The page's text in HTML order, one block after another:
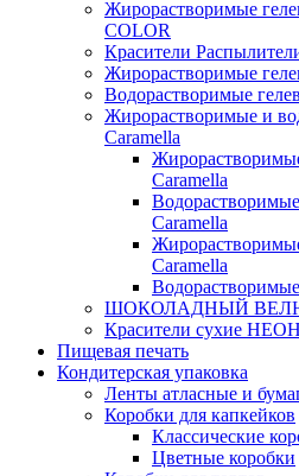
Жирорастворимые
COLOR
Красители
Жирорастворимые
Водорастворимые
Жирорастворимые и
Caramella
Caramella
Caramella
Caramella
ШОКОЛАДНЫЙ
Красители сухие
Пищевая печать
Кондитерская упаковка
Ленты атласные и
Коробки для капкейков
Классические
Цветные коробки